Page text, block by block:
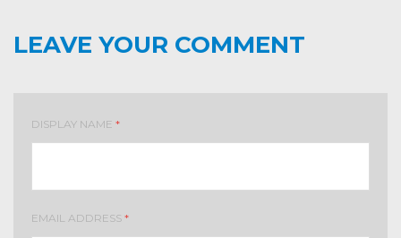
LEAVE YOUR COMMENT
DISPLAY NAME *
EMAIL ADDRESS *